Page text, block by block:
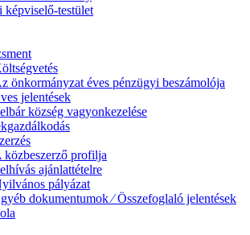
képviselő-testület
önkormányzat éves pénzügyi beszámolója
jelentések
község vagyonkezelése
közbeszerző profilja
ajánlattételre
pályázat
dokumentumok ⁄ Összefoglaló jelentések